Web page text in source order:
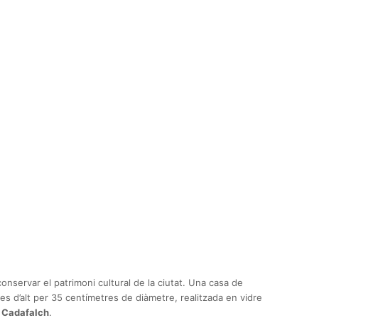
el patrimoni cultural de la ciutat. Una casa de
d’alt per 35 centímetres de diàmetre, realitzada en vidre
Cadafalch.